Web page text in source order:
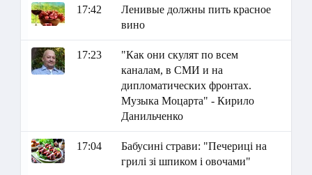
17:42
Ленивые должны пить красное
вино
17:23
"Как они скулят по всем
каналам, в СМИ и на
дипломатических фронтах.
Музыка Моцарта" - Кирило
Данильченко
17:04
Бабусині страви: "Печериці на
грилі зі шпиком і овочами"